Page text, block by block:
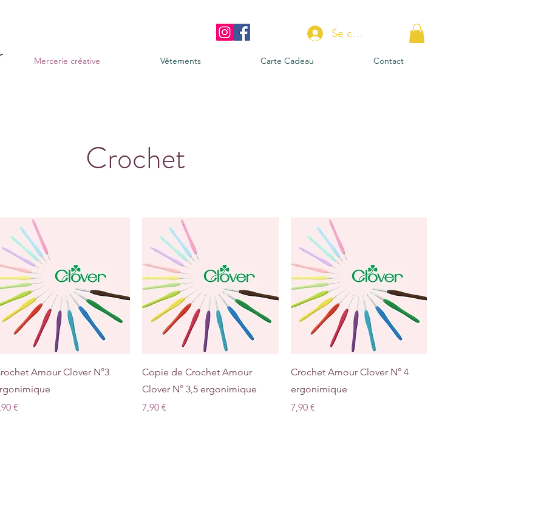
Se connecter
Mercerie créative Vêtements Carte Cadeau Contact
Crochet
Aperçu rapide
Amour Clover N°3
€
Aperçu rapide
Copie de Crochet Amour
Clover N° 3,5 ergonimique
Prix
7,90 €
Aperçu rapide
Crochet Amour Clover N° 4
ergonimique
Prix
7,90 €